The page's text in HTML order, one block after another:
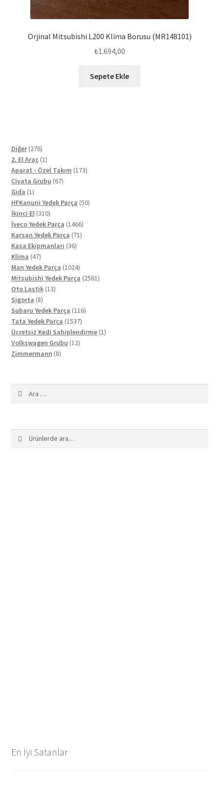
Orjinal Mitsubishi L200 Klima Borusu (MR148101)
₺1.694,00
Sepete Ekle
Diğer 276276
ürün
2. El Araç 11
ürün
Aparat - Özel Takım 173173
Civata Grubu 6767
Gıda 11
ürün
HFKanuni Yedek Parça 5050
İkinci El 310310
ürün
İveco Yedek Parça 14661466
ürün
Karsan Yedek Parça 7171
Kasa Ekipmanları 3636
Klima 4747
ürün
Man Yedek Parça 10241024
ürün
Mitsubishi Yedek Parça 25612561
Oto Lastik 1313
Sigorta 88
ürün
Subaru Yedek Parça 116116
Tata Yedek Parça 15371537
ürün
Ücretsiz Kedi Sahiplendirme 11
Volkswagen Grubu 1212
Zimmermann 88
En İyi Satanlar